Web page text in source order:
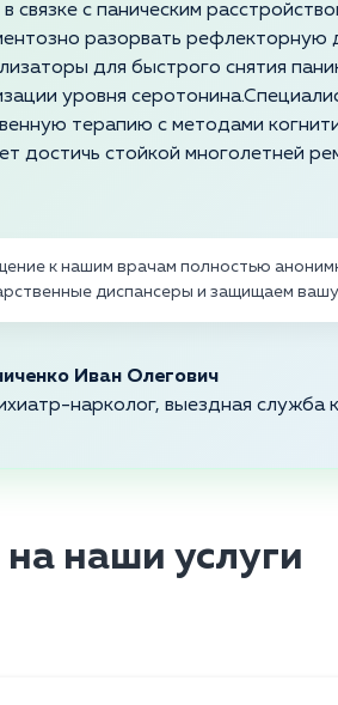
связке с паническим
разорвать рефлекторную
для быстрого снятия
уровня
терапию с методами
достичь стойкой многолетней
к нашим врачам полностью
диспансеры и защищаем
Иван Олегович
нарколог, выездная служба
наши услуги